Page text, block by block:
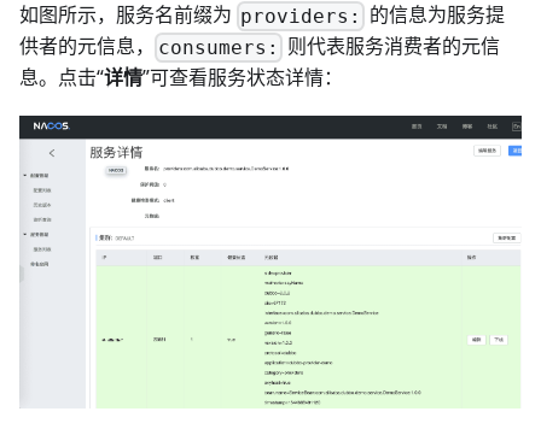
如图所示，服务名前缀为 providers:
的信息为服务提
供者的元信息，
consumers:
则代表服务消费者的元信
息。点击“详情”可查看服务状态详情：